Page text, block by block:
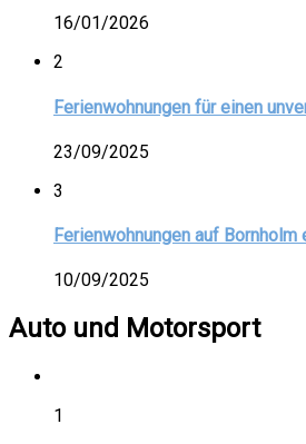
16/01/2026
2
Ferienwohnungen für einen
23/09/2025
3
Ferienwohnungen auf Bornholm
10/09/2025
Auto und Motorsport
1